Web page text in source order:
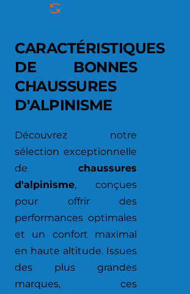
CARACTÉRISTIQUES
DE BONNES
CHAUSSURES
D'ALPINISME
Découvrez notre
sélection exceptionnelle
de chaussures
d'alpinisme, conçues
pour offrir des
performances optimales
et un confort maximal
en haute altitude. Issues
des plus grandes
marques, ces